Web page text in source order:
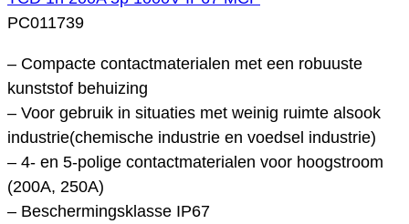
PC011739
– Compacte contactmaterialen met een robuuste
kunststof behuizing
– Voor gebruik in situaties met weinig ruimte alsook
industrie(chemische industrie en voedsel industrie)
– 4- en 5-polige contactmaterialen voor hoogstroom
(200A, 250A)
– Beschermingsklasse IP67